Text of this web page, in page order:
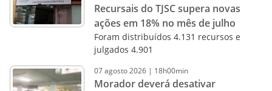
Recursais do TJSC supera novas
ações em 18% no mês de julho
Foram distribuídos 4.131 recursos e
julgados 4.901
07agosto2026 | 18h00min
Morador deverá desativar